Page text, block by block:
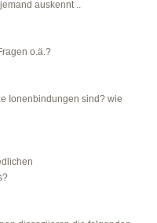
auskennt ..
o.ä.?
Ionenbindungen sind? wie